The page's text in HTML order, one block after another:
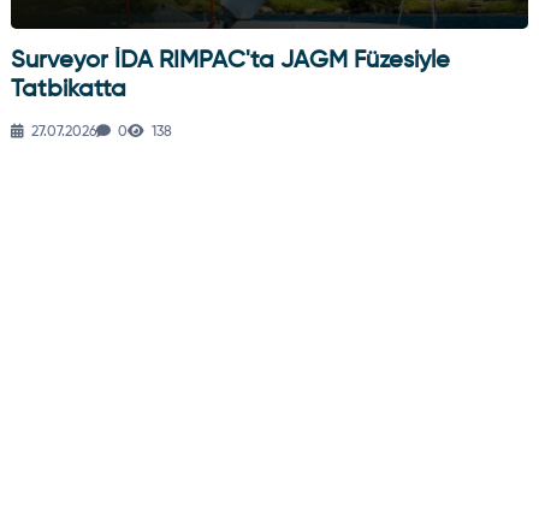
Surveyor İDA RIMPAC'ta JAGM Füzesiyle
Tatbikatta
27.07.2026 0 138